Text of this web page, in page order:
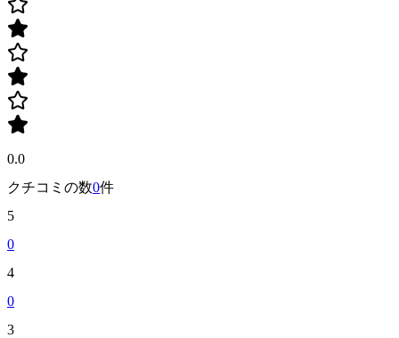
0.0
クチコミの数0件
5
0
4
0
3